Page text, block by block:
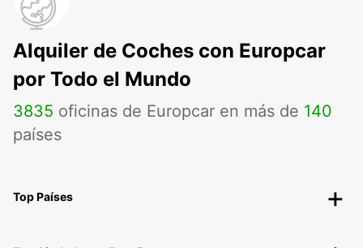
Alquiler de Coches con Europcar
por Todo el Mundo
3835 oficinas de Europcar en más de 140
países
Top Países